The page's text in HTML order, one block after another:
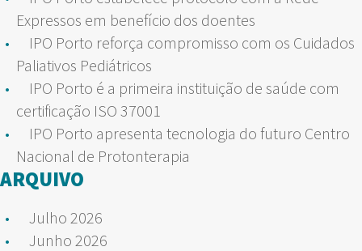
Expressos em benefício dos doentes
IPO Porto reforça compromisso com os Cuidados
Paliativos Pediátricos
IPO Porto é a primeira instituição de saúde com
certificação ISO 37001
IPO Porto apresenta tecnologia do futuro Centro
Nacional de Protonterapia
ARQUIVO
Julho 2026
Junho 2026